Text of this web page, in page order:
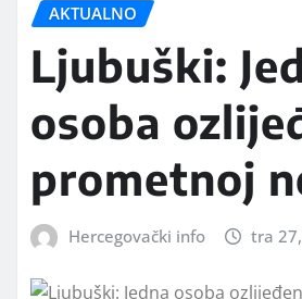
AKTUALNO
Ljubuški:
osoba
prometnoj
Hercegovački info tra